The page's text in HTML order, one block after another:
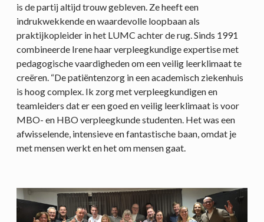
is de partij altijd trouw gebleven. Ze heeft een
indrukwekkende en waardevolle loopbaan als
praktijkopleider in het LUMC achter de rug. Sinds 1991
combineerde Irene haar verpleegkundige expertise met
pedagogische vaardigheden om een veilig leerklimaat te
creëren. “De patiëntenzorg in een academisch ziekenhuis
is hoog complex. Ik zorg met verpleegkundigen en
teamleiders dat er een goed en veilig leerklimaat is voor
MBO- en HBO verpleegkunde studenten. Het was een
afwisselende, intensieve en fantastische baan, omdat je
met mensen werkt en het om mensen gaat.